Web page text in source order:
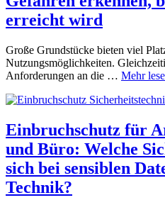
erreicht wird
Große Grundstücke bieten viel
Nutzungsmöglichkeiten.
Anforderungen an die … Mehr
Einbruchschutz für
und Büro: Welche
sich bei sensiblen
Technik?